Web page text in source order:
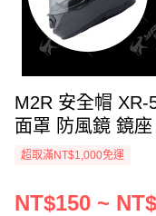
M2R 安全帽 XR-
面罩 防風鏡 鏡
超取滿NT$1,000免運
NT$150 ~